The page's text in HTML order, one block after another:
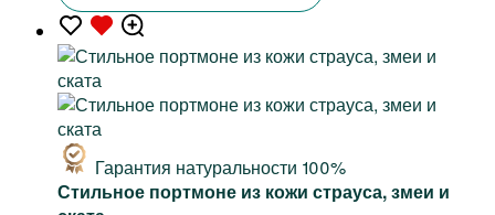
Гарантия натуральности 100%
Стильное портмоне из кожи страуса, змеи и